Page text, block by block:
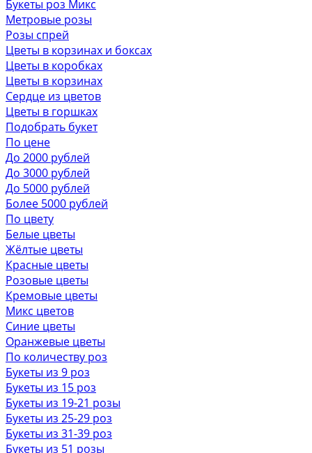
Букеты роз Микс
Метровые розы
Розы спрей
Цветы в корзинах и боксах
Цветы в коробках
Цветы в корзинах
Сердце из цветов
Цветы в горшках
Подобрать букет
По цене
До 2000 рублей
До 3000 рублей
До 5000 рублей
Более 5000 рублей
По цвету
Белые цветы
Жёлтые цветы
Красные цветы
Розовые цветы
Кремовые цветы
Микс цветов
Синие цветы
Оранжевые цветы
По количеству роз
Букеты из 9 роз
Букеты из 15 роз
Букеты из 19-21 розы
Букеты из 25-29 роз
Букеты из 31-39 роз
Букеты из 51 розы